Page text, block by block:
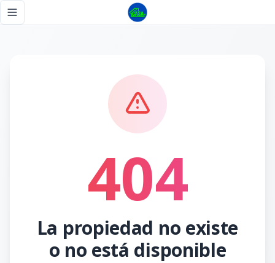
Toggle navigation menu
404
La propiedad no existe
o no está disponible
Página no encontrada - Tu Casa RD